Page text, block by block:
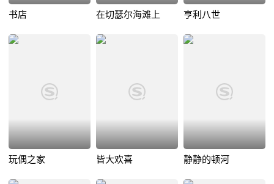
书店 在切瑟尔海滩上 亨利八世
玩偶之家 皆大欢喜 静静的顿河